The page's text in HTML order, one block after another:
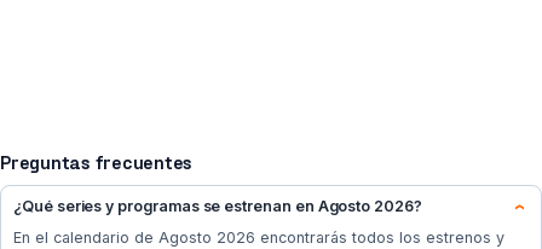
Preguntas frecuentes
¿Qué series y programas se estrenan en Agosto 2026? ›
En el calendario de Agosto 2026 encontrarás todos los estrenos y